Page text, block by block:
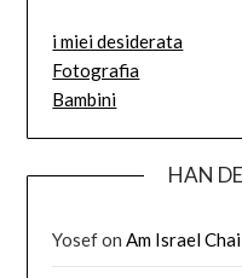
i miei desiderata
Fotografia
Bambini
HAN
Yosefon Am Israel